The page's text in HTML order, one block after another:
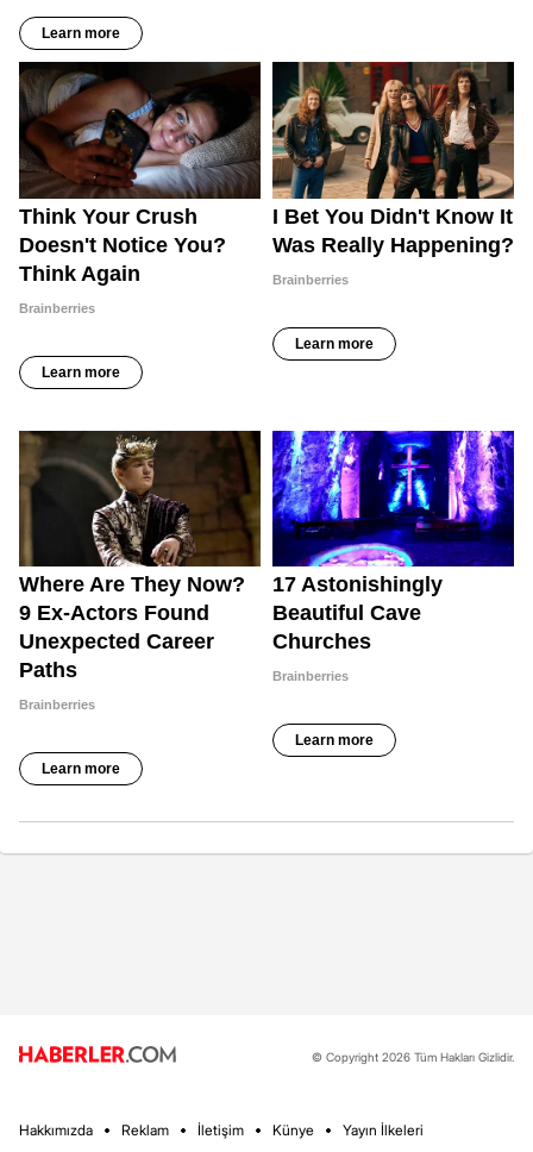
© Copyright 2026 Tüm Hakları Gizlidir.
Hakkımızda Reklam İletişim Künye Yayın İlkeleri